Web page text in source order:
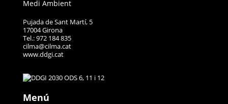
Medi Ambient
Pujada de Sant Martí, 5
17004 Girona
Tel.: 972 184 835
cilma@cilma.cat
www.ddgi.cat
Menú